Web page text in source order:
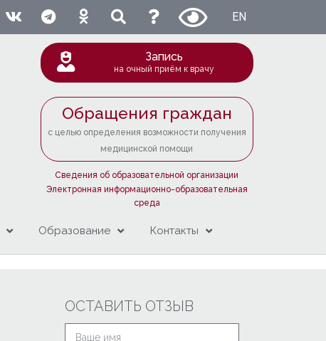
EN
Запись
на очный приём к врачу
Обращения граждан
с целью определения возможности получения
медицинской помощи
Сведения об образовательной организации
Электронная информационно-образовательная
среда
Образование Контакты
ОСТАВИТЬ ОТЗЫВ